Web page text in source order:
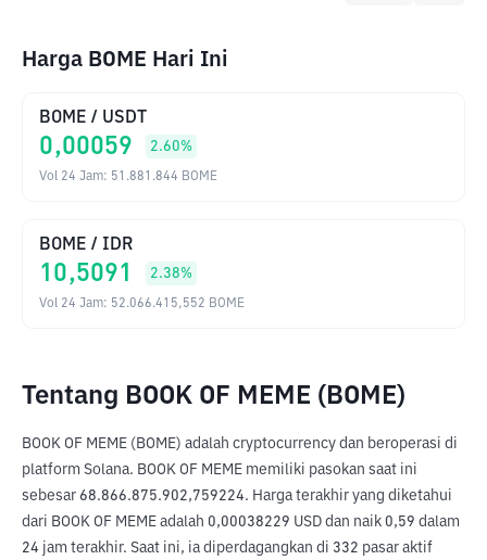
Harga BOME Hari Ini
BOME / USDT
0,00059 2.60%
Vol 24 Jam: 51.881.844 BOME
BOME / IDR
10,5091 2.38%
Vol 24 Jam: 52.066.415,552 BOME
Tentang BOOK OF MEME (BOME)
BOOK OF MEME (BOME) adalah cryptocurrency dan beroperasi di
platform Solana. BOOK OF MEME memiliki pasokan saat ini
sebesar 68.866.875.902,759224. Harga terakhir yang diketahui
dari BOOK OF MEME adalah 0,00038229 USD dan naik 0,59 dalam
24 jam terakhir. Saat ini, ia diperdagangkan di 332 pasar aktif